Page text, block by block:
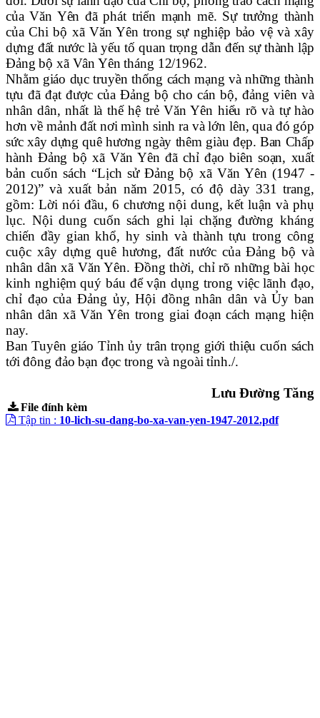
của Văn Yên đã phát triển mạnh mẽ. Sự trưởng thành
của Chi bộ xã Văn Yên trong sự nghiệp bảo vệ và xây
dựng đất nước là yếu tố quan trọng dẫn đến sự thành lập
Đảng bộ xã Vân Yên tháng 12/1962.
Nhằm giáo dục truyền thống cách mạng và những thành
tựu đã đạt được của Đảng bộ cho cán bộ, đảng viên và
nhân dân, nhất là thế hệ trẻ Văn Yên hiểu rõ và tự hào
hơn về mảnh đất nơi mình sinh ra và lớn lên, qua đó góp
sức xây dựng quê hương ngày thêm giàu đẹp. Ban Chấp
hành Đảng bộ xã Văn Yên đã chỉ đạo biên soạn, xuất
bản cuốn sách “Lịch sử Đảng bộ xã Văn Yên (1947 -
2012)” vàxuất bản năm 2015, có độ dày 331 trang,
gồm: Lời nói đầu, 6 chương nội dung, kết luận và phụ
lục. Nội dung cuốn sách ghi lại chặng đường kháng
chiến đầy gian khổ, hy sinh và thành tựu trong công
cuộc xây dựng quê hương, đất nước của Đảng bộ và
nhân dân xã Văn Yên. Đồng thời, chỉ rõ những bài học
kinh nghiệm quý báu để vận dụng trong việc lãnh đạo,
chỉ đạo của Đảng ủy, Hội đồng nhân dân và Ủy ban
nhân dân xã Văn Yên trong giai đoạn cách mạng hiện
nay.
Ban Tuyên giáo Tỉnh ủy trân trọng giới thiệu cuốn sách
tới đông đảo bạn đọc trong và ngoài tỉnh./.
Lưu Đường Tăng
File đính kèm
Tập tin : 10-lich-su-dang-bo-xa-van-yen-1947-2012.pdf